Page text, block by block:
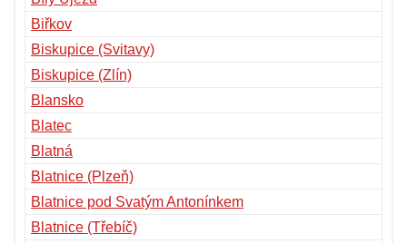
Biřkov
Biskupice (Svitavy)
Biskupice (Zlín)
Blansko
Blatec
Blatná
Blatnice (Plzeň)
Blatnice pod Svatým Antonínkem
Blatnice (Třebíč)